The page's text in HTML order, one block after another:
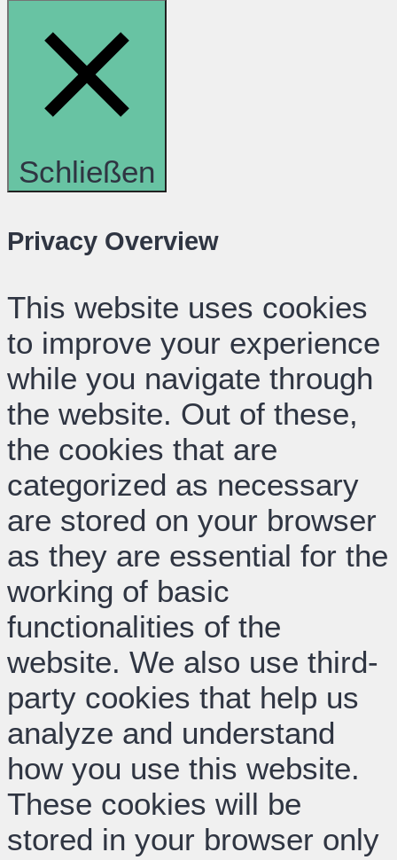
Schließen
Privacy Overview
This website uses cookies
to improve your experience
while you navigate through
the website. Out of these,
the cookies that are
categorized as necessary
are stored on your browser
as they are essential for the
working of basic
functionalities of the
website. We also use third-
party cookies that help us
analyze and understand
how you use this website.
These cookies will be
stored in your browser only